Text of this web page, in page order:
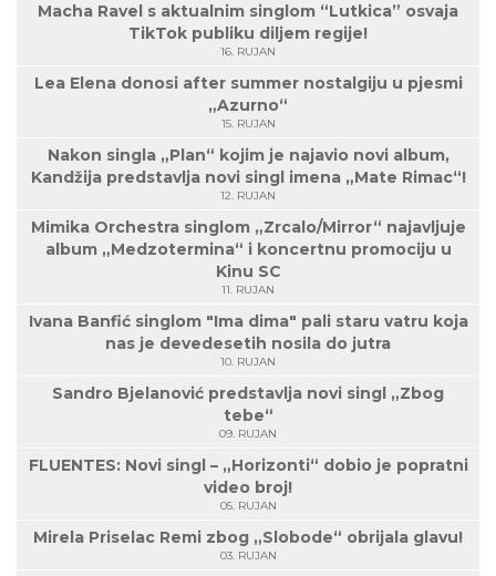
Macha Ravel s aktualnim singlom “Lutkica” osvaja
TikTok publiku diljem regije!
16. RUJAN
Lea Elena donosi after summer nostalgiju u pjesmi
„Azurno“
15. RUJAN
Nakon singla „Plan“ kojim je najavio novi album,
Kandžija predstavlja novi singl imena „Mate Rimac“!
12. RUJAN
Mimika Orchestra singlom „Zrcalo/Mirror“ najavljuje
album „Medzotermina“ i koncertnu promociju u
Kinu SC
11. RUJAN
Ivana Banfić singlom "Ima dima" pali staru vatru koja
nas je devedesetih nosila do jutra
10. RUJAN
Sandro Bjelanović predstavlja novi singl „Zbog
tebe“
09. RUJAN
FLUENTES: Novi singl – „Horizonti“ dobio je popratni
video broj!
05. RUJAN
Mirela Priselac Remi zbog „Slobode“ obrijala glavu!
03. RUJAN